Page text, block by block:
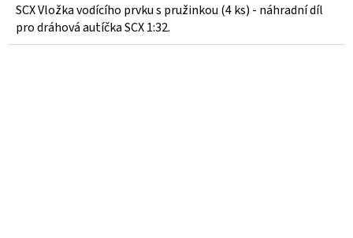
SCX Vložka vodícího prvku s pružinkou (4 ks) - náhradní díl
pro dráhová autíčka SCX 1:32.